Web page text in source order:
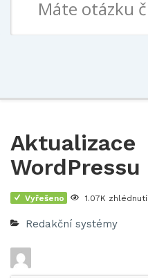
Aktualizace
WordPressu
Vyřešeno 1.07K zhlédnutí
Redakční systémy